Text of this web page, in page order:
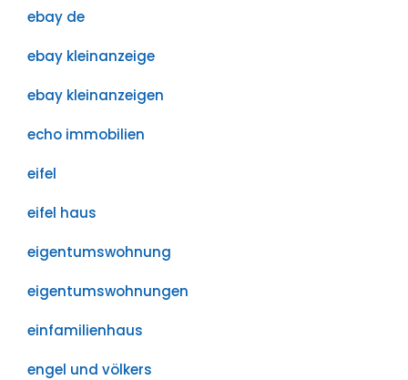
ebay de
ebay kleinanzeige
ebay kleinanzeigen
echo immobilien
eifel
eifel haus
eigentumswohnung
eigentumswohnungen
einfamilienhaus
engel und völkers